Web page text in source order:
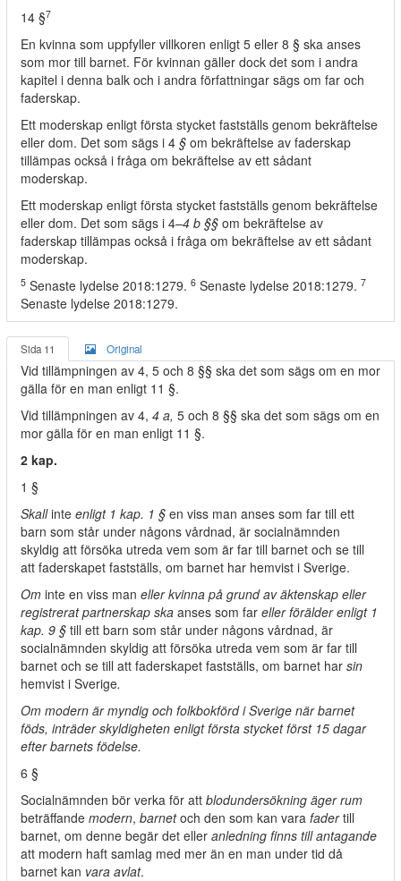
14 §7
En kvinna som uppfyller villkoren enligt 5 eller 8 § ska anses
som mor till barnet. För kvinnan gäller dock det som i andra
kapitel i denna balk och i andra författningar sägs om far och
faderskap.
Ett moderskap enligt första stycket fastställs genom bekräftelse
eller dom. Det som sägs i 4 § om bekräftelse av faderskap
tillämpas också i fråga om bekräftelse av ett sådant
moderskap.
Ett moderskap enligt första stycket fastställs genom bekräftelse
eller dom. Det som sägs i 4–4 b §§ om bekräftelse av
faderskap tillämpas också i fråga om bekräftelse av ett sådant
moderskap.
5 Senaste lydelse 2018:1279. 6 Senaste lydelse 2018:1279. 7
Senaste lydelse 2018:1279.
Sida 11 Original
Vid tillämpningen av 4, 5 och 8 §§ ska det som sägs om en mor
gälla för en man enligt 11 §.
Vid tillämpningen av 4, 4 a, 5 och 8 §§ ska det som sägs om en
mor gälla för en man enligt 11 §.
2 kap.
1 §
Skallinte enligt 1 kap. 1 § en viss man anses som far till ett
barn som står under någons vårdnad, är socialnämnden
skyldig att försöka utreda vem som är far till barnet och se till
att faderskapet fastställs, om barnet har hemvist i Sverige.
Om inte en viss man eller kvinna på grund av äktenskap eller
registrerat partnerskap ska anses som far eller förälder enligt 1
kap. 9 § till ett barn som står under någons vårdnad, är
socialnämnden skyldig att försöka utreda vem som är far till
barnet och se till att faderskapet fastställs, om barnet har sin
hemvist i Sverige.
Om modern är myndig och folkbokförd i Sverige när barnet
föds, inträder skyldigheten enligt första stycket först 15 dagar
efter barnets födelse.
6 §
Socialnämnden bör verka för att blodundersökning äger rum
beträffande modern, barnetoch den som kan vara fadertill
barnet, om denne begär det eller anledning finns till antagande
att modern haft samlag med mer än en man under tid då
barnet kan vara avlat.